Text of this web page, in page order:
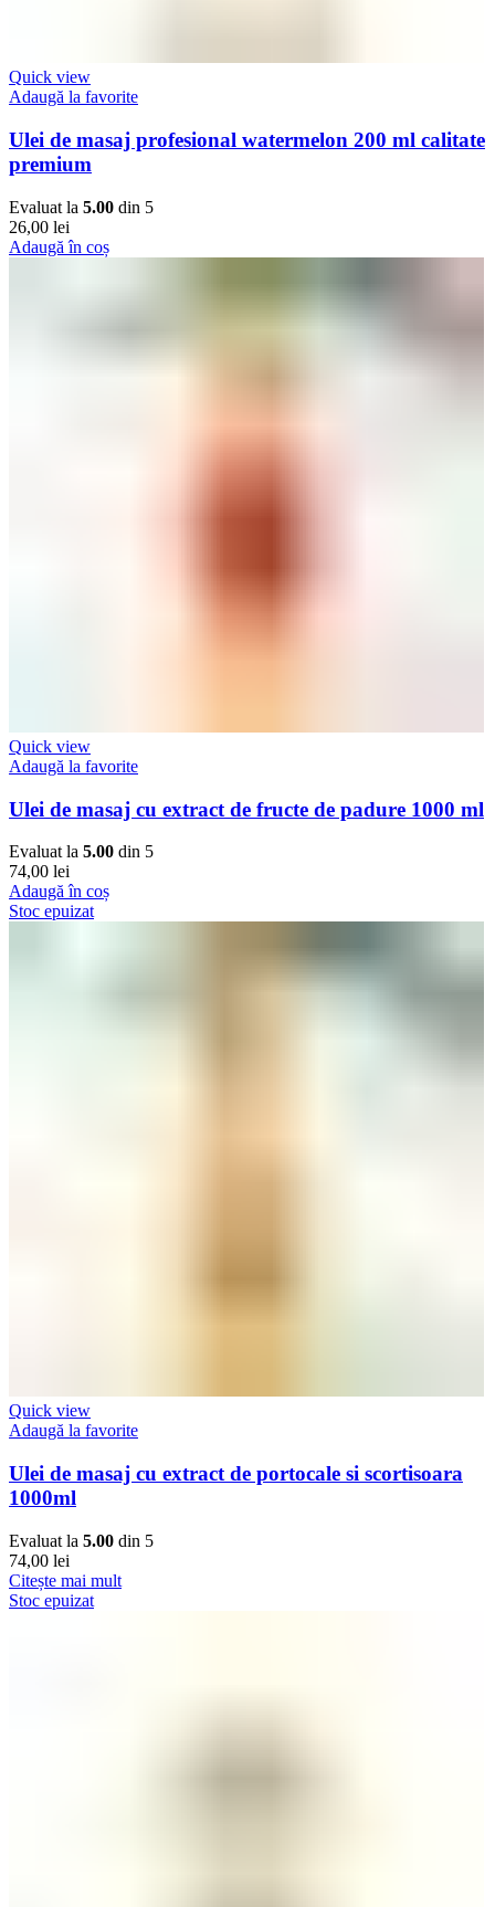
Quick view
Adaugă la favorite
Ulei de masaj profesional watermelon 200 ml calitate
premium
Evaluat la 5.00 din 5
26,00 lei
Adaugă în coș
Quick view
Adaugă la favorite
Ulei de masaj cu extract de fructe de padure 1000 ml
Evaluat la 5.00 din 5
74,00 lei
Adaugă în coș
Stoc epuizat
Quick view
Adaugă la favorite
Ulei de masaj cu extract de portocale si scortisoara
1000ml
Evaluat la 5.00 din 5
74,00 lei
Citește mai mult
Stoc epuizat